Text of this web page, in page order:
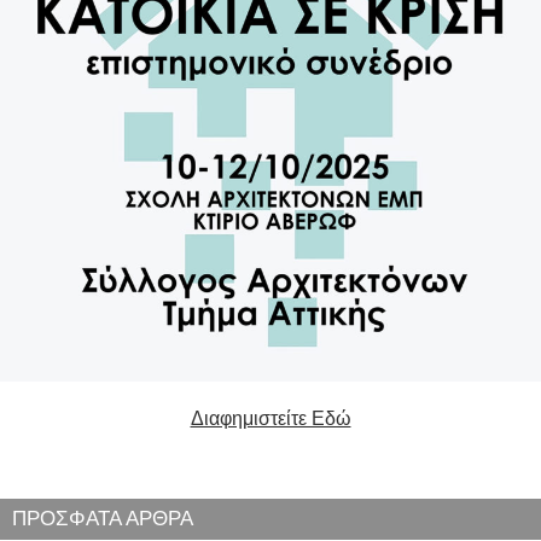
Διαφημιστείτε Εδώ
ΠΡΟΣΦΑΤΑ ΑΡΘΡΑ